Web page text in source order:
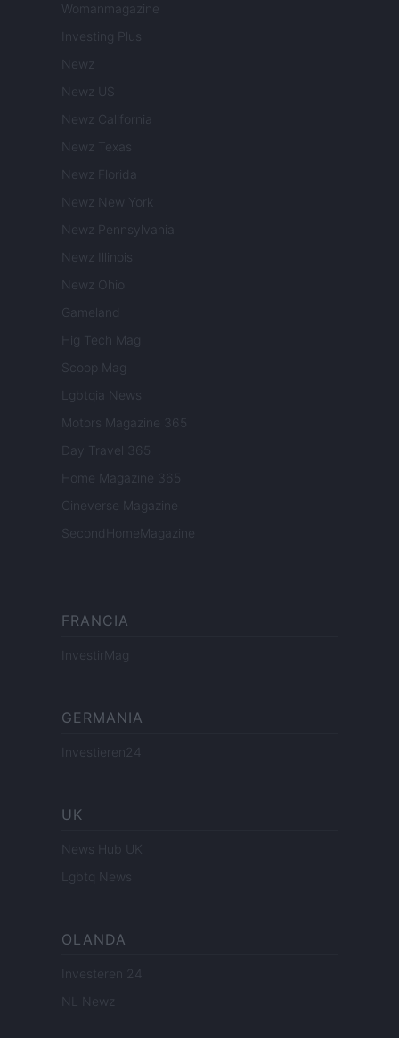
Womanmagazine
Investing Plus
Newz
Newz US
Newz California
Newz Texas
Newz Florida
Newz New York
Newz Pennsylvania
Newz Illinois
Newz Ohio
Gameland
Hig Tech Mag
Scoop Mag
Lgbtqia News
Motors Magazine 365
Day Travel 365
Home Magazine 365
Cineverse Magazine
SecondHomeMagazine
FRANCIA
InvestirMag
GERMANIA
Investieren24
UK
News Hub UK
Lgbtq News
OLANDA
Investeren 24
NL Newz